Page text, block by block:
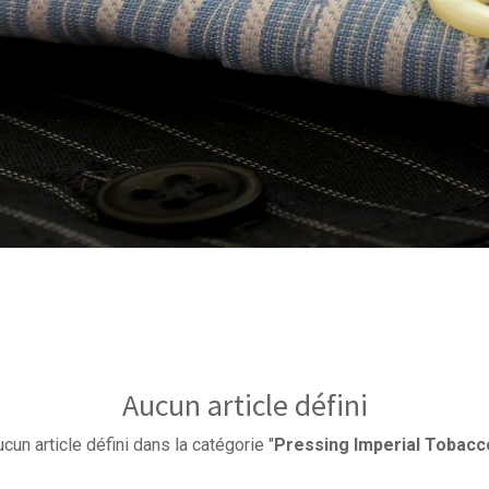
Aucun article défini
article défini dans la catégorie " Pressing Imperial